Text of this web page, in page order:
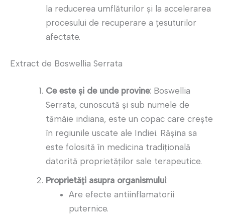
la reducerea umflăturilor și la accelerarea
procesului de recuperare a țesuturilor
afectate.
Extract de Boswellia Serrata
Ce este și de unde provine: Boswellia
Serrata, cunoscută și sub numele de
tămâie indiana, este un copac care crește
în regiunile uscate ale Indiei. Rășina sa
este folosită în medicina tradițională
datorită proprietăților sale terapeutice.
Proprietăți asupra organismului:
Are efecte antiinflamatorii
puternice.